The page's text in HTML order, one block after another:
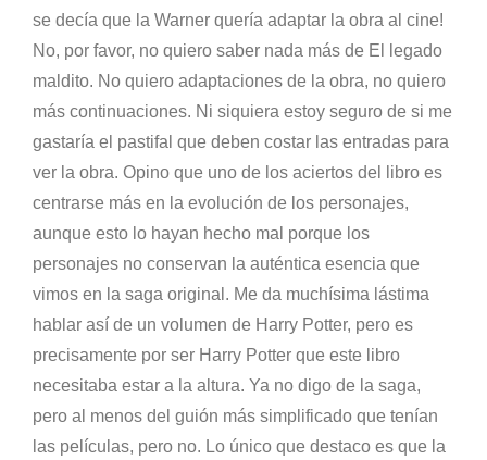
se decía que la Warner quería adaptar la obra al cine!
No, por favor, no quiero saber nada más de El legado
maldito. No quiero adaptaciones de la obra, no quiero
más continuaciones. Ni siquiera estoy seguro de si me
gastaría el pastifal que deben costar las entradas para
ver la obra. Opino que uno de los aciertos del libro es
centrarse más en la evolución de los personajes,
aunque esto lo hayan hecho mal porque los
personajes no conservan la auténtica esencia que
vimos en la saga original. Me da muchísima lástima
hablar así de un volumen de Harry Potter, pero es
precisamente por ser Harry Potter que este libro
necesitaba estar a la altura. Ya no digo de la saga,
pero al menos del guión más simplificado que tenían
las películas, pero no. Lo único que destaco es que la